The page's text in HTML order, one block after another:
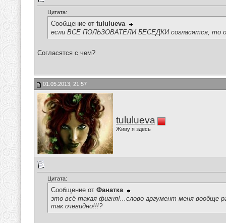
Цитата:
Сообщение от tululueva
если ВСЕ ПОЛЬЗОВАТЕЛИ БЕСЕДКИ согласятся, то
Согласятся с чем?
01.05.2013, 21:57
tululueva
Живу я здесь
Цитата:
Сообщение от Фанатка
это всё такая фигня!...слово аргумент меня вообще
так очевидно!!!?